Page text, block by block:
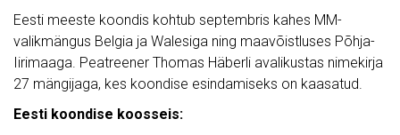
Eesti meeste koondis kohtub septembris kahes MM-
valikmängus Belgia ja Walesiga ning maavõistluses Põhja-
Iirimaaga. Peatreener Thomas Häberli avalikustas nimekirja
27 mängijaga, kes koondise esindamiseks on kaasatud.
Eesti koondise koosseis: